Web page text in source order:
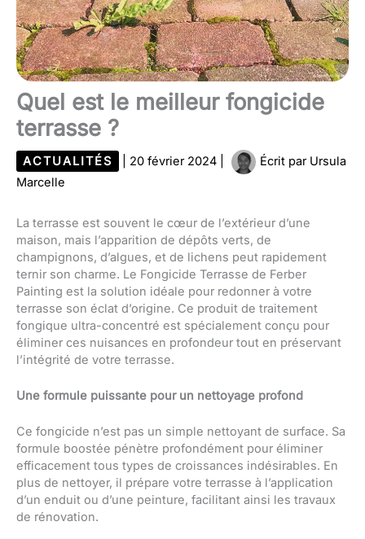
Quel est le meilleur fongicide
terrasse ?
ACTUALITÉS 20 février 2024 Écrit par Ursula
Marcelle
La terrasse est souvent le cœur de l’extérieur d’une
maison, mais l’apparition de dépôts verts, de
champignons, d’algues, et de lichens peut rapidement
ternir son charme. Le Fongicide Terrasse de Ferber
Painting est la solution idéale pour redonner à votre
terrasse son éclat d’origine. Ce produit de traitement
fongique ultra-concentré est spécialement conçu pour
éliminer ces nuisances en profondeur tout en préservant
l’intégrité de votre terrasse.
Une formule puissante pour un nettoyage profond
Ce fongicide n’est pas un simple nettoyant de surface. Sa
formule boostée pénètre profondément pour éliminer
efficacement tous types de croissances indésirables. En
plus de nettoyer, il prépare votre terrasse à l’application
d’un enduit ou d’une peinture, facilitant ainsi les travaux
de rénovation.